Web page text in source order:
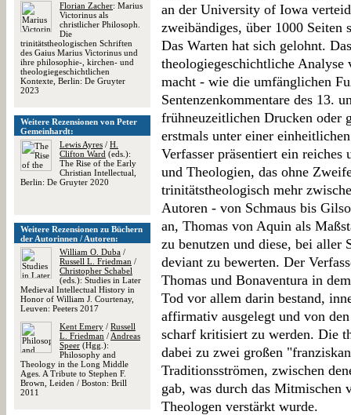
Florian Zacher: Marius
Victorinus als
christlicher Philosoph.
Die
trinitätstheologischen Schriften
des Gaius Marius Victorinus und
ihre philosophie-, kirchen- und
theologiegeschichtlichen
Kontexte, Berlin: De Gruyter
2023
Weitere Rezensionen von Peter
Gemeinhardt:
Lewis Ayres / H.
Clifton Ward (eds.):
The Rise of the Early
Christian Intellectual,
Berlin: De Gruyter 2020
Weitere Rezensionen zu Büchern
der Autorinnen / Autoren:
William O. Duba /
Russell L. Friedman /
Christopher Schabel
(eds.): Studies in Later
Medieval Intellectual History in
Honor of William J. Courtenay,
Leuven: Peeters 2017
Kent Emery / Russell
L. Friedman / Andreas
Speer (Hgg.):
Philosophy and
Theology in the Long Middle
Ages. A Tribute to Stephen F.
Brown, Leiden / Boston: Brill
2011
an der University of Iowa
zweibändiges, über 1000 Seiten
Das Warten hat sich gelohnt.
theologiegeschichtliche Analyse
macht - wie die umfänglichen
Sentenzenkommentare des 13.
frühneuzeitlichen Drucken oder
erstmals unter einer
Verfasser präsentiert ein
und Theologien, das ohne
trinitätstheologisch mehr
Autoren - von Schmaus bis
an, Thomas von Aquin als
zu benutzen und diese, bei aller
deviant zu bewerten. Der
Thomas und Bonaventura in
Tod vor allem darin bestand,
affirmativ ausgelegt und von
scharf kritisiert zu werden. Die
dabei zu zwei großen
Traditionsströmen, zwischen
gab, was durch das Mitmischen
Theologen verstärkt wurde.